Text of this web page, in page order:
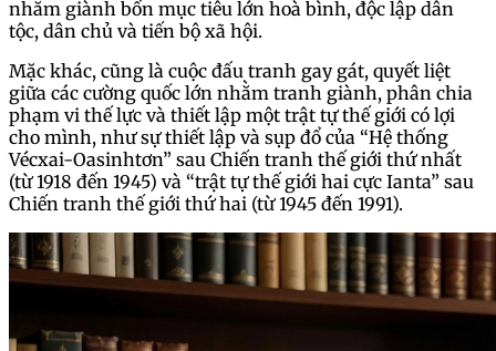
nhằm giành bốn mục tiêu lớn hoà bình, độc lập dân
tộc, dân chủ và tiến bộ xã hội.
Mặc khác, cũng là cuộc đấu tranh gay gát, quyết liệt
giữa các cường quốc lớn nhằm tranh giành, phân chia
phạm vi thế lực và thiết lập một trật tự thế giới có lợi
cho mình, như sự thiết lập và sụp đổ của “Hệ thống
Vécxai-Oasinhtơn” sau Chiến tranh thế giới thứ nhất
(từ 1918 đến 1945) và “trật tự thế giới hai cực Ianta” sau
Chiến tranh thế giới thứ hai (từ 1945 đến 1991).